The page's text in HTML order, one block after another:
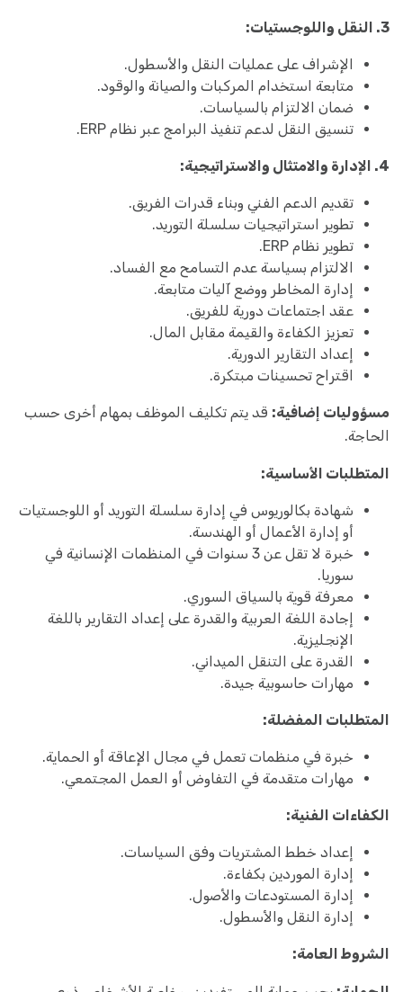
3. النقل واللوجستيات:
الإشراف على عمليات النقل والأسطول.
متابعة استخدام المركبات والصيانة والوقود.
ضمان الالتزام بالسياسات.
تنسيق النقل لدعم تنفيذ البرامج عبر نظام ERP.
4. الإدارة والامتثال والاستراتيجية:
تقديم الدعم الفني وبناء قدرات الفريق.
تطوير استراتيجيات سلسلة التوريد.
تطوير نظام ERP.
الالتزام بسياسة عدم التسامح مع الفساد.
إدارة المخاطر ووضع آليات متابعة.
عقد اجتماعات دورية للفريق.
تعزيز الكفاءة والقيمة مقابل المال.
إعداد التقارير الدورية.
اقتراح تحسينات مبتكرة.
مسؤوليات إضافية: قد يتم تكليف الموظف بمهام أخرى حسب
الحاجة.
المتطلبات الأساسية:
شهادة بكالوريوس في إدارة سلسلة التوريد أو اللوجستيات
أو إدارة الأعمال أو الهندسة.
خبرة لا تقل عن 3 سنوات في المنظمات الإنسانية في
سوريا.
معرفة قوية بالسياق السوري.
إجادة اللغة العربية والقدرة على إعداد التقارير باللغة
الإنجليزية.
القدرة على التنقل الميداني.
مهارات حاسوبية جيدة.
المتطلبات المفضلة:
خبرة في منظمات تعمل في مجال الإعاقة أو الحماية.
مهارات متقدمة في التفاوض أو العمل المجتمعي.
الكفاءات الفنية:
إعداد خطط المشتريات وفق السياسات.
إدارة الموردين بكفاءة.
إدارة المستودعات والأصول.
إدارة النقل والأسطول.
الشروط العامة: